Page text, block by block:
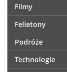
Filmy
Felietony
Podróże
Technologie